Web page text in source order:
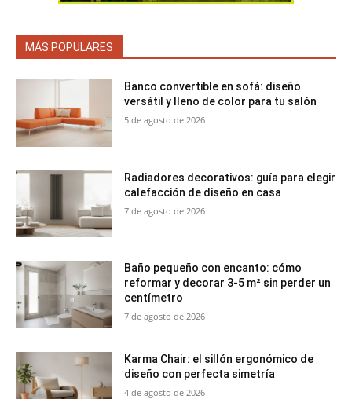
MÁS POPULARES
Banco convertible en sofá: diseño
versátil y lleno de color para tu salón
5 de agosto de 2026
Radiadores decorativos: guía para elegir
calefacción de diseño en casa
7 de agosto de 2026
Baño pequeño con encanto: cómo
reformar y decorar 3-5 m² sin perder un
centímetro
7 de agosto de 2026
Karma Chair: el sillón ergonómico de
diseño con perfecta simetría
4 de agosto de 2026